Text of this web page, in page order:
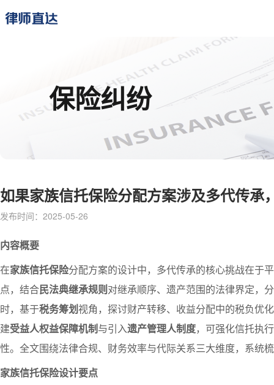
保险纠纷
如果家族信托保险分配方案涉及多代传承
发布时间：2025-05-26
内容概要
在家族信托保险分配方案的设计中，多代传承的核心挑战在于
点，结合民法典继承规则对继承顺序、遗产范围的法律界定，
时，基于税务筹划视角，探讨财产转移、收益分配中的税负优
建受益人权益保障机制与引入遗产管理人制度，可强化信托执
性。全文围绕法律合规、财务效率与代际关系三大维度，系统
家族信托保险设计要点